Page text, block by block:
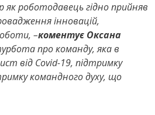
як роботодавець гідно прийняв
інновацій,
–коментує Оксана
про команду, яка в
від Covid-19, підтримку
командного духу, що